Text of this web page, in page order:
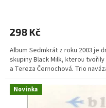
298 Kč
Album Sedmkrát z roku 2003 je
skupiny Black Milk, kterou
a Tereza Černochová. Trio
Novinka